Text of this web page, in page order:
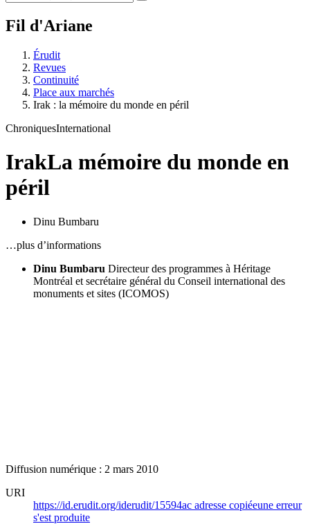
Fil d'Ariane
Érudit
Revues
Continuité
Place aux marchés
Irak : la mémoire du monde en péril
ChroniquesInternational
IrakLa mémoire du monde en
péril
Dinu Bumbaru
…plus d’informations
Dinu Bumbaru Directeur des programmes à Héritage
Montréal et secrétaire général du Conseil international des
monuments et sites (ICOMOS)
Diffusion numérique : 2 mars 2010
URI
https://id.erudit.org/iderudit/15594ac adresse copiéeune erreur
s'est produite